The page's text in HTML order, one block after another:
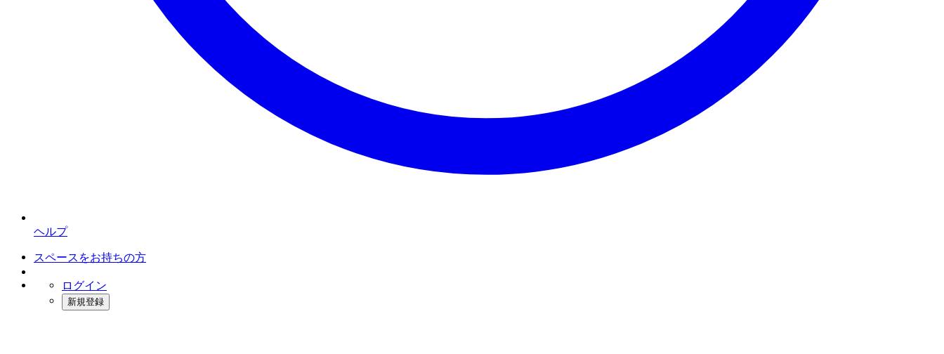
ヘルプ
スペースをお持ちの方
ログイン
新規登録